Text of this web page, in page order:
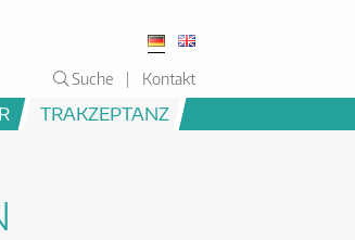
Suche Kontakt
TRAKZEPTANZ